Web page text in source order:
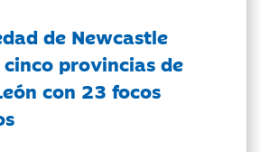
de Newcastle
provincias de
con 23 focos